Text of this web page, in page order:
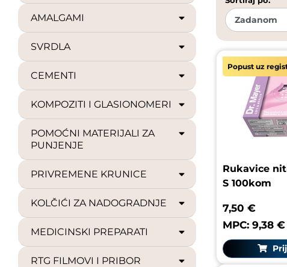
AMALGAMI
SVRDLA
CEMENTI
KOMPOZITI I GLASIONOMERI
POMOĆNI MATERIJALI ZA
PUNJENJE
PRIVREMENE KRUNICE
KOLČIĆI ZA NADOGRADNJE
MEDICINSKI PREPARATI
RTG FILMOVI I PRIBOR
Popust uz
Rukavice
S 100kom
7,50 €
MPC: 9,38 €